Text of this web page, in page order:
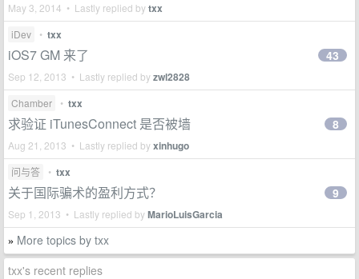
May 3, 2014 • Lastly replied bytxx
iDev • txx
iOS7 GM 来了
Sep 12, 2013 • Lastly replied byzwl2828
43
Chamber • txx
求验证 iTunesConnect 是否被墙
Aug 21, 2013 • Lastly replied byxinhugo
8
问与答 • txx
关于国际骗术的盈利方式？
Sep 1, 2013 • Lastly replied byMarioLuisGarcia
9
» More topics by txx
txx's recent replies